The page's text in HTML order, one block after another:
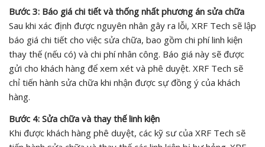
Bước 3: Báo giá chi tiết và thống nhất phương án sửa chữa
Sau khi xác định được nguyên nhân gây ra lỗi, XRF Tech sẽ lập
báo giá chi tiết cho việc sửa chữa, bao gồm chi phí linh kiện
thay thế (nếu có) và chi phí nhân công. Báo giá này sẽ được
gửi cho khách hàng để xem xét và phê duyệt. XRF Tech sẽ
chỉ tiến hành sửa chữa khi nhận được sự đồng ý của khách
hàng.
Bước 4: Sửa chữa và thay thế linh kiện
Khi được khách hàng phê duyệt, các kỹ sư của XRF Tech sẽ